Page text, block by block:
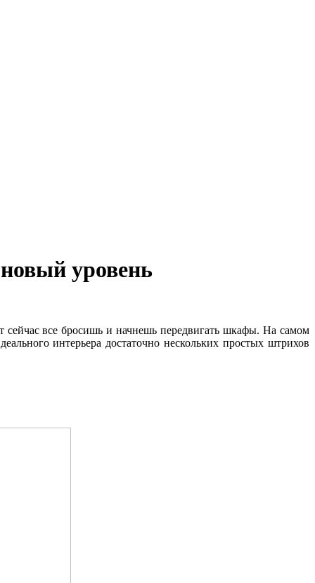
уровень
сейчас все бросишь и начнешь передвигать шкафы. На самом
интерьера достаточно нескольких простых штрихов